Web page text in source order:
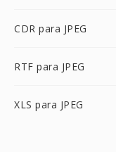
CDR para JPEG
RTF para JPEG
XLS para JPEG